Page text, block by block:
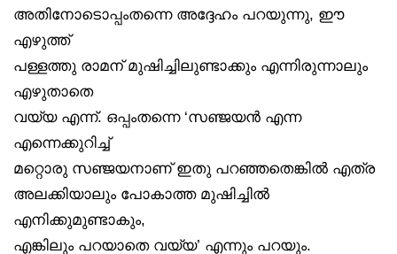
അതിനോടൊപ്പംതന്നെ അദ്ദേഹം പറയുന്നു, ഈ
എഴുത്ത്
പള്ളത്തു രാമന് മുഷിച്ചിലുണ്ടാക്കും എന്നിരുന്നാലും
എഴുതാതെ
വയ്യ എന്ന്. ഒപ്പംതന്നെ ‘സഞ്ജയൻ എന്ന
എന്നെക്കുറിച്ച്
മറ്റൊരു സഞ്ജയനാണ് ഇതു പറഞ്ഞതെങ്കിൽ എത്ര
അലക്കിയാലും പോകാത്ത മുഷിച്ചിൽ
എനിക്കുമുണ്ടാകും,
എങ്കിലും പറയാതെ വയ്യ’ എന്നും പറയും.